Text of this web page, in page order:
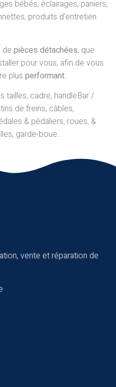
bébés, éclairages, paniers,
produits d’entretien
de pièces détachées, que
pour vous, afin de vous
plus performant.
tailles, cadre, handleBar /
de freins, câbles,
& pédaliers, roues, &
garde-boue…
vente et réparation de